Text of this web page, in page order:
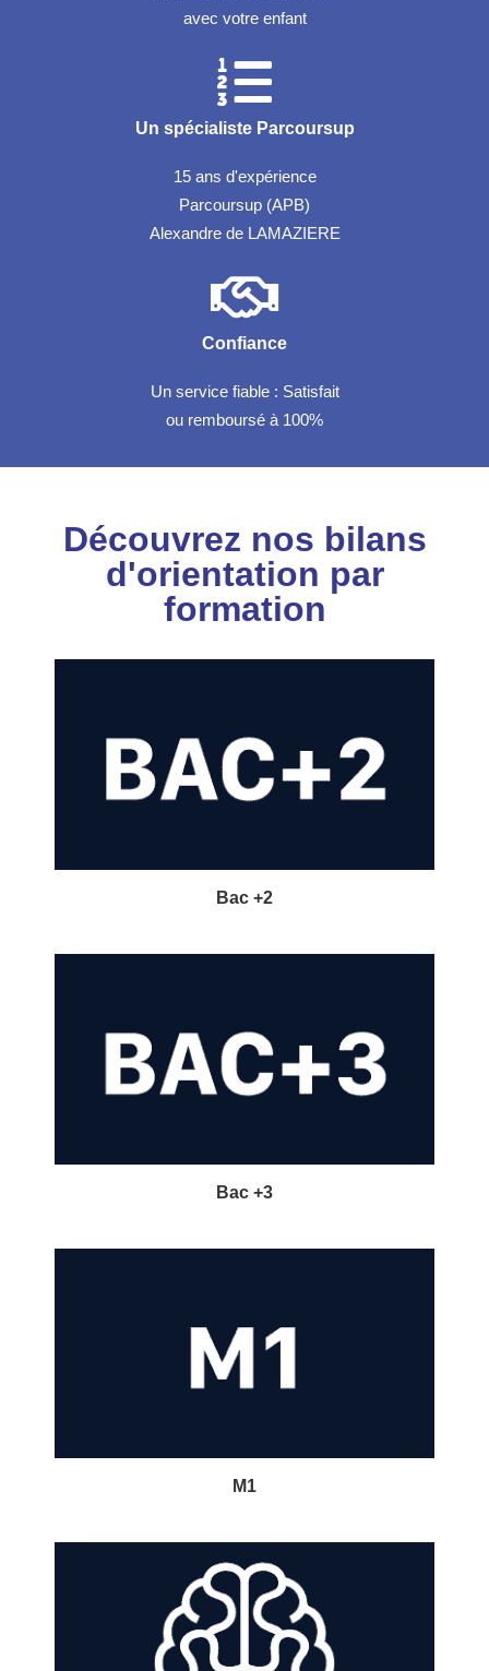
avec votre enfant
Un spécialiste Parcoursup
15 ans d'expérience
Parcoursup (APB)
Alexandre de LAMAZIERE
Confiance
Un service fiable : Satisfait
ou remboursé à 100%
Découvrez nos bilans
d'orientation par
formation
Bac +2
Bac +3
M1